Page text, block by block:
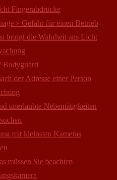
Fingerabdrücke
» Gefahr für einen Betrieb
bringt die Wahrheit ans Licht
Bodyguard
der Adresse einer Person
unerlaubte Nebentätigkeiten
mit kleinsten Kameras
müssen Sie beachten